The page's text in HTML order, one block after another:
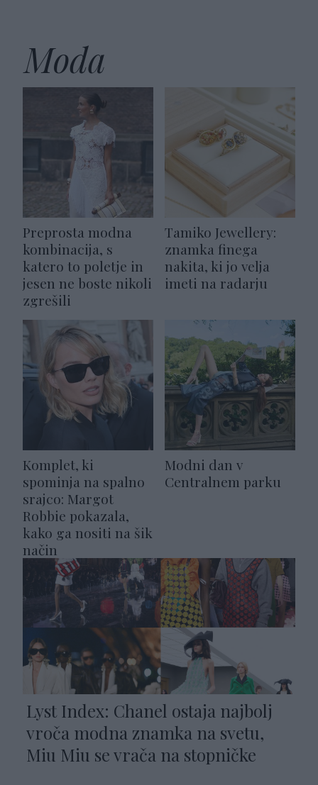
Moda
Preprosta modna
kombinacija, s
katero to poletje in
jesen ne boste nikoli
zgrešili
Tamiko Jewellery:
znamka finega
nakita, ki jo velja
imeti na radarju
Komplet, ki
spominja na spalno
srajco: Margot
Robbie pokazala,
kako ga nositi na šik
način
Modni dan v
Centralnem parku
Lyst Index: Chanel ostaja najbolj
vroča modna znamka na svetu,
Miu Miu se vrača na stopničke